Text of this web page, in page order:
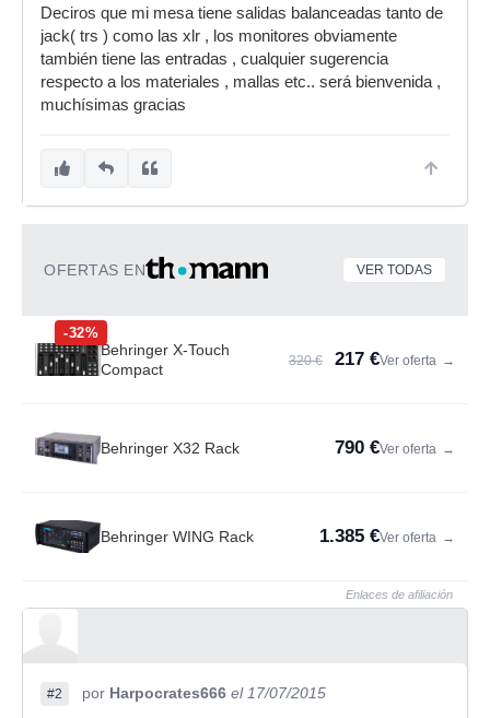
Deciros que mi mesa tiene salidas balanceadas tanto de
jack( trs ) como las xlr , los monitores obviamente
también tiene las entradas , cualquier sugerencia
respecto a los materiales , mallas etc.. será bienvenida ,
muchísimas gracias
OFERTAS EN VER TODAS
-32%
Behringer X-Touch
Compact
320 € 217 €Ver oferta →
Behringer X32 Rack 790 €Ver oferta →
Behringer WING Rack 1.385 €Ver oferta →
Enlaces de afiliación
#2 por Harpocrates666 el 17/07/2015